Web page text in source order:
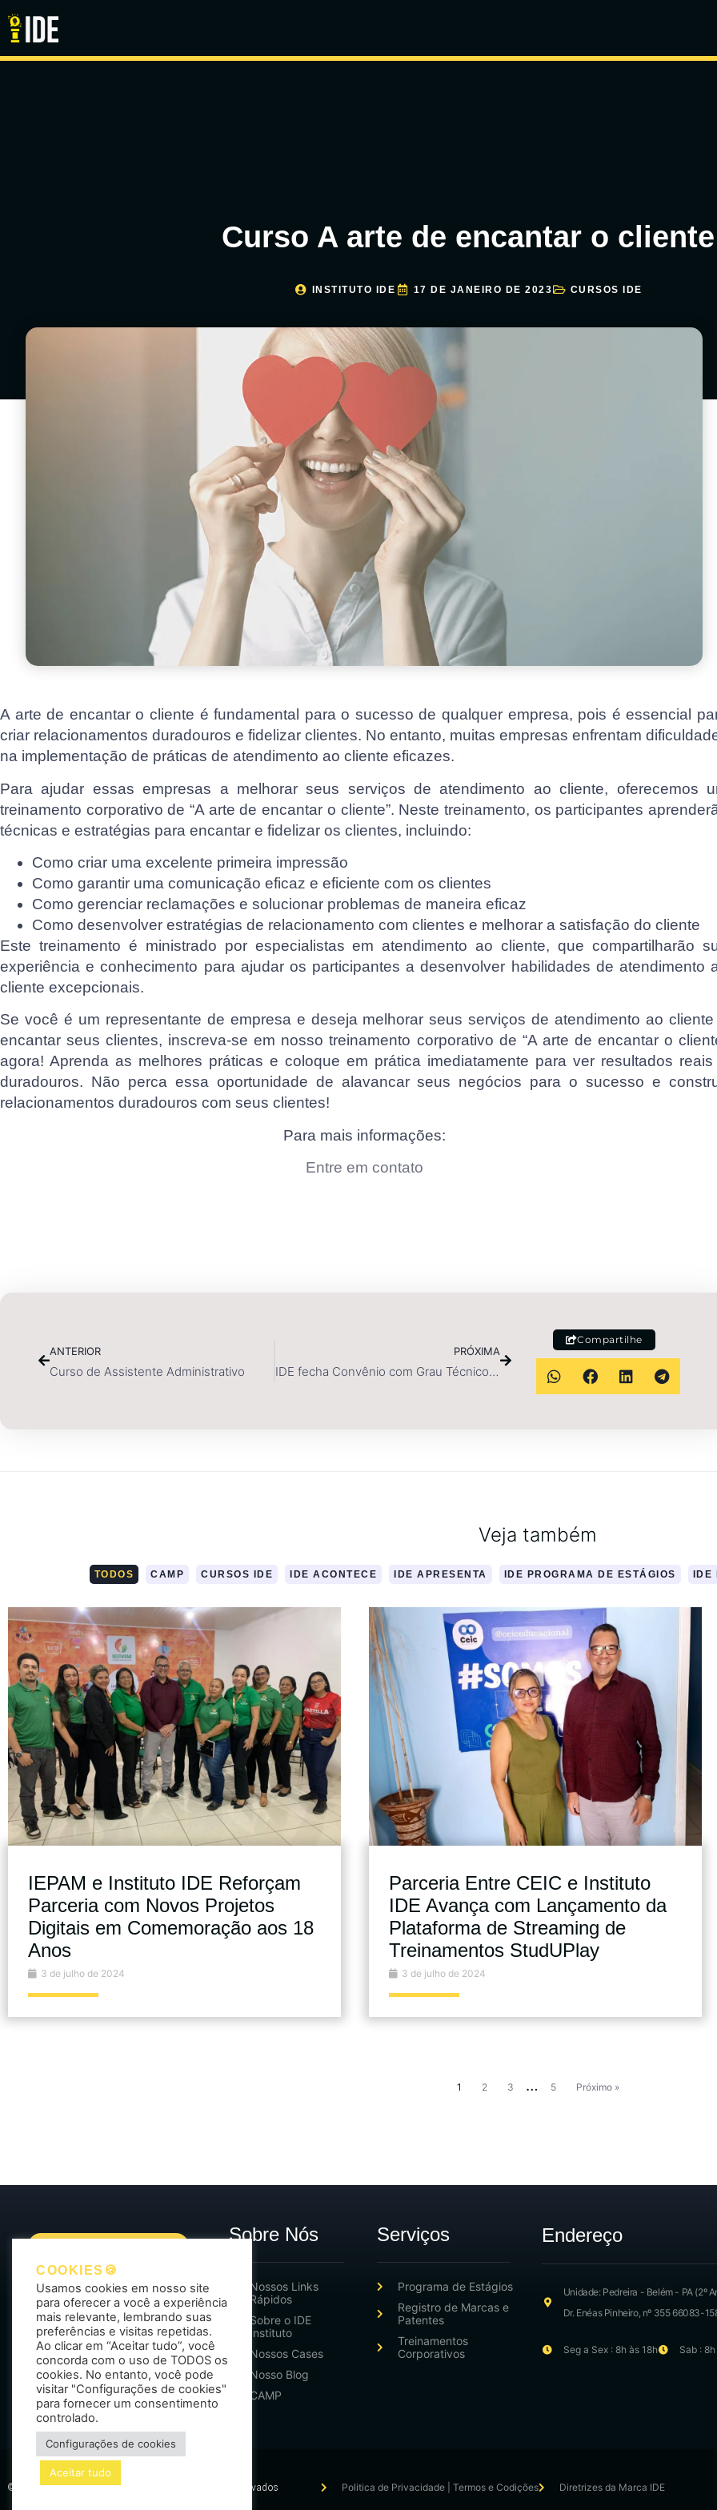
Curso A arte de encantar o cliente
INSTITUTO IDE 17 DE JANEIRO DE 2023 CURSOS IDE
A arte de encantar o cliente é fundamental para o sucesso de qualquer empresa, pois é essencial
criar relacionamentos duradouros e fidelizar clientes. No entanto, muitas empresas enfrentam
na implementação de práticas de atendimento ao cliente eficazes.
Para ajudar essas empresas a melhorar seus serviços de atendimento ao cliente, oferecemos
treinamento corporativo de “A arte de encantar o cliente”. Neste treinamento, os participantes
técnicas e estratégias para encantar e fidelizar os clientes, incluindo:
Como criar uma excelente primeira impressão
Como garantir uma comunicação eficaz e eficiente com os clientes
Como gerenciar reclamações e solucionar problemas de maneira eficaz
Como desenvolver estratégias de relacionamento com clientes e melhorar a satisfação do cliente
Este treinamento é ministrado por especialistas em atendimento ao cliente, que compartilharão
experiência e conhecimento para ajudar os participantes a desenvolver habilidades de atendimento
cliente excepcionais.
Se você é um representante de empresa e deseja melhorar seus serviços de atendimento ao
encantar seus clientes, inscreva-se em nosso treinamento corporativo de “A arte de encantar o
agora! Aprenda as melhores práticas e coloque em prática imediatamente para ver resultados
duradouros. Não perca essa oportunidade de alavancar seus negócios para o sucesso e
relacionamentos duradouros com seus clientes!
Para mais informações:
Entre em contato
ANTERIOR
Curso de Assistente Administrativo
PRÓXIMA
IDE fecha Convênio com Grau Técnico em Belém do Pará: Oportunidades de Estágio para Alunos!
Compartilhe
Veja também
TODOS CAMP CURSOS IDE IDE ACONTECE IDE APRESENTA IDE PROGRAMA DE ESTÁGIOS
IEPAM e Instituto IDE Reforçam
Parceria com Novos Projetos
Digitais em Comemoração aos 18
Anos
3 de julho de 2024
Parceria Entre CEIC e Instituto
IDE Avança com Lançamento da
Plataforma de Streaming de
Treinamentos StudUPlay
3 de julho de 2024
1 2 3 … 5 Próximo »
Nosso objetivo égerar
oportunidades de
crescimento para
nossos clientes.
Sobre Nós
Nossos Links
Rápidos
Sobre o IDE
Instituto
Nossos Cases
Nosso Blog
CAMP
Serviços
Programa de Estágios
Registro de Marcas e
Patentes
Treinamentos
Corporativos
Endereço
Unidade: Pedreira - Belém - PA (2º
Dr. Enéas Pinheiro, nº 355 66083-
Seg a Sex : 8h às 18h Sab :
© 2019-2023 IDE Instituto | Todos os direitos reservados Politica de Privacidade | Termos e Codições Diretrizes da Marca IDE
COOKIES🍪
Usamos cookies em nosso site
para oferecer a você a experiência
mais relevante, lembrando suas
preferências e visitas repetidas.
Ao clicar em “Aceitar tudo”, você
concorda com o uso de TODOS os
cookies. No entanto, você pode
visitar "Configurações de cookies"
para fornecer um consentimento
controlado.
Configurações de cookies
Aceitar tudo